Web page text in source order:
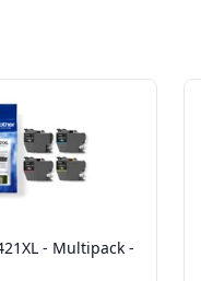
- Multipack -